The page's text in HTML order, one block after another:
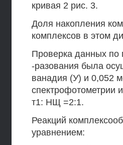
кривая 2 рис. 3.
Доля накопления
комплексов в этом
Проверка данных по
-разования была
ванадия (У) и 0,052
спектрофотометрии
т1: НЩ =2:1.
Реакций
уравнением: